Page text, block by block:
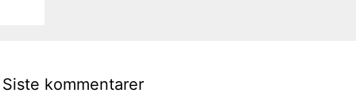
Siste kommentarer